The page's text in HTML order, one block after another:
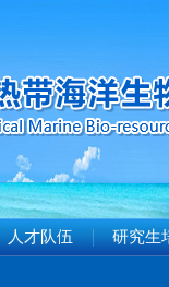
人才队伍 研究生